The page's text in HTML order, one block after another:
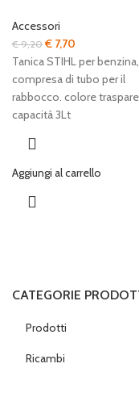
CATEGORIE
Prodotti
Ricambi
Accessori
€9,20Il
prezzo
originale
era:
€ 9,20.
€ 7,70
prezzo
attuale
è:
Tanica STIHL per benzina,
compresa di tubo per il
rabbocco. colore
capacità 3Lt
Aggiungi al carrello